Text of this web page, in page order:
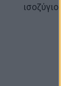
ισοζύγιο